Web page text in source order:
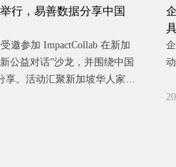
行，易善数据分享中国
邀参加 ImpactCollab 在新加
公益对话”沙龙，并围绕中国
享。活动汇聚新加坡华人家
融机构及公益专业伙伴，围